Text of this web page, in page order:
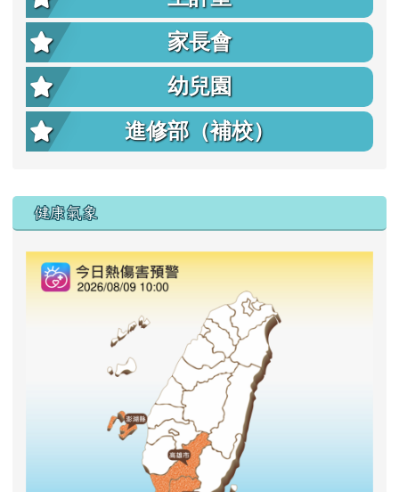
家長會
幼兒園
進修部（補校）
右邊區域內容
健康氣象